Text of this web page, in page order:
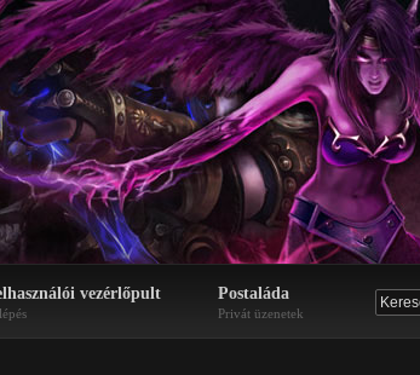
vezérlőpult Postaláda
Privát üzenetek